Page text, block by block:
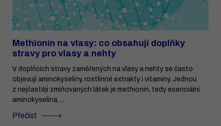
Methionin na vlasy: co obsahují doplňky
stravy pro vlasy a nehty
V doplňcích stravy zaměřených na vlasy a nehty se často
objevují aminokyseliny, rostlinné extrakty i vitaminy. Jednou
z nejčastěji zmiňovaných látek je methionin, tedy esenciální
aminokyselina, ...
Přečíst